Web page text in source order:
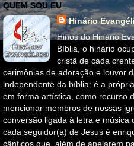
QUEM SOU EU
Hinário
Hinos do Hinário
Bíblia, o hinário
cristã de cada
cerimônias de adoração e louvor
independente da bíblia: é a
em forma artística, como recurso
mencionar membros de nossas
conversão ligada à letra e música
cada seguidor(a) de Jesus é
cânticos que, além de apelarem